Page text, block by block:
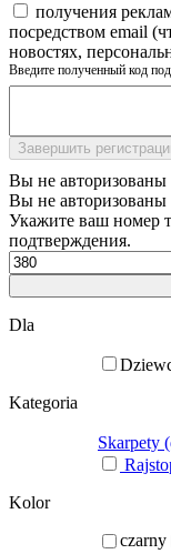
получения
посредством email
новостях,
Введите полученный код
Завершить
Вы не авторизованы
Вы не авторизованы
Укажите ваш номер
подтверждения.
Dla
Kategoria
Skarpety
Kolor
czarny